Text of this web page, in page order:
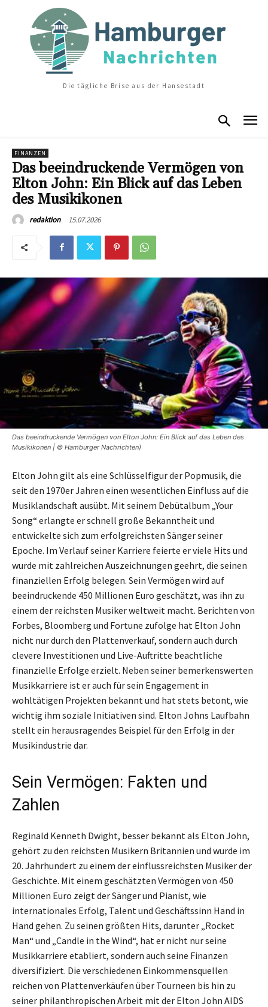
Die tägliche Brise aus der Hansestadt
FINANZEN
Das beeindruckende Vermögen von
Elton John: Ein Blick auf das Leben
des Musikikonen
redaktion 15.07.2026
Das beeindruckende Vermögen von Elton John: Ein Blick auf das Leben des
Musikikonen | © Hamburger Nachrichten)
Elton John gilt als eine Schlüsselfigur der Popmusik, die
seit den 1970er Jahren einen wesentlichen Einfluss auf die
Musiklandschaft ausübt. Mit seinem Debütalbum „Your
Song“ erlangte er schnell große Bekanntheit und
entwickelte sich zum erfolgreichsten Sänger seiner
Epoche. Im Verlauf seiner Karriere feierte er viele Hits und
wurde mit zahlreichen Auszeichnungen geehrt, die seinen
finanziellen Erfolg belegen. Sein Vermögen wird auf
beeindruckende 450 Millionen Euro geschätzt, was ihn zu
einem der reichsten Musiker weltweit macht. Berichten von
Forbes, Bloomberg und Fortune zufolge hat Elton John
nicht nur durch den Plattenverkauf, sondern auch durch
clevere Investitionen und Live-Auftritte beachtliche
finanzielle Erfolge erzielt. Neben seiner bemerkenswerten
Musikkarriere ist er auch für sein Engagement in
wohltätigen Projekten bekannt und hat stets betont, wie
wichtig ihm soziale Initiativen sind. Elton Johns Laufbahn
stellt ein herausragendes Beispiel für den Erfolg in der
Musikindustrie dar.
Sein Vermögen: Fakten und
Zahlen
Reginald Kenneth Dwight, besser bekannt als Elton John,
gehört zu den reichsten Musikern Britannien und wurde im
20. Jahrhundert zu einem der einflussreichsten Musiker der
Geschichte. Mit einem geschätzten Vermögen von 450
Millionen Euro zeigt der Sänger und Pianist, wie
internationales Erfolg, Talent und Geschäftssinn Hand in
Hand gehen. Zu seinen größten Hits, darunter „Rocket
Man“ und „Candle in the Wind“, hat er nicht nur seine
Musikkarriere etabliert, sondern auch seine Finanzen
diversifiziert. Die verschiedenen Einkommensquellen
reichen von Plattenverkäufen über Tourneen bis hin zu
seiner philanthropischen Arbeit mit der Elton John AIDS